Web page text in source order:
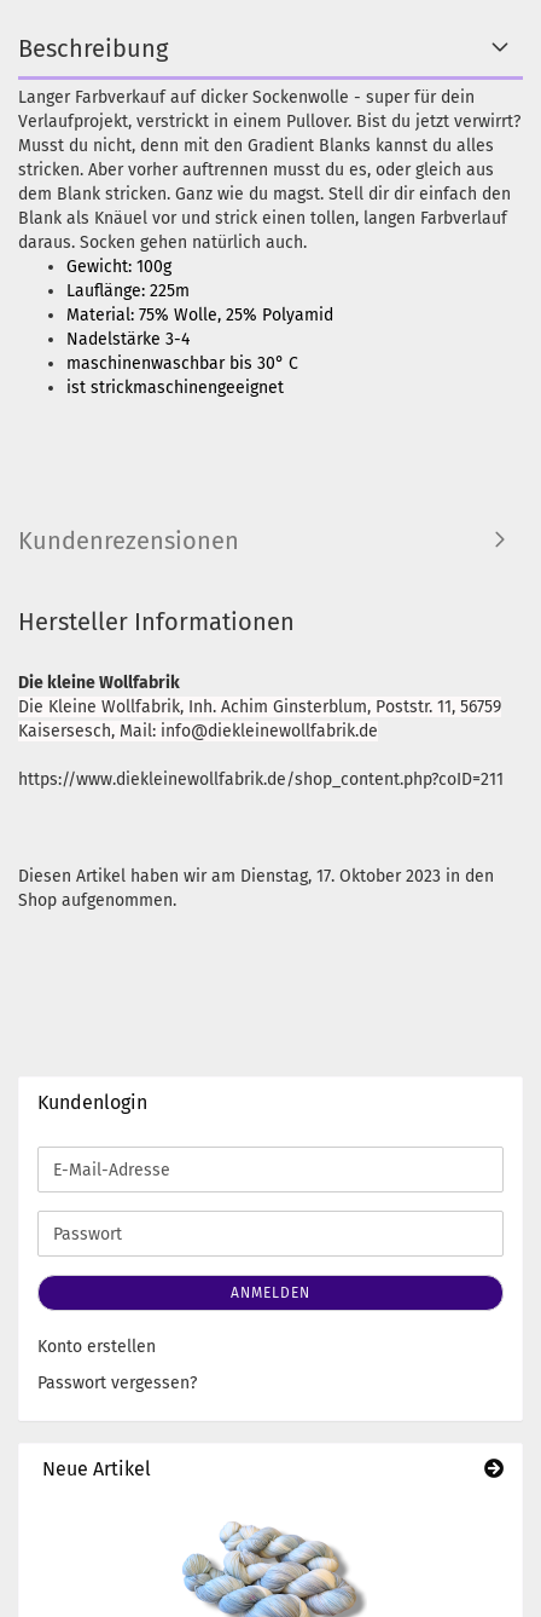
Beschreibung
Langer Farbverkauf auf dicker Sockenwolle - super für dein
Verlaufprojekt, verstrickt in einem Pullover. Bist du jetzt verwirrt?
Musst du nicht, denn mit den Gradient Blanks kannst du alles
stricken. Aber vorher auftrennen musst du es, oder gleich aus
dem Blank stricken. Ganz wie du magst. Stell dir dir einfach den
Blank als Knäuel vor und strick einen tollen, langen Farbverlauf
daraus. Socken gehen natürlich auch.
Gewicht: 100g
Lauflänge: 225m
Material: 75% Wolle, 25% Polyamid
Nadelstärke 3-4
maschinenwaschbar bis 30° C
ist strickmaschinengeeignet
Kundenrezensionen
Hersteller Informationen
Die kleine Wollfabrik
Die Kleine Wollfabrik, Inh. Achim Ginsterblum, Poststr. 11, 56759
Kaisersesch, Mail: info@diekleinewollfabrik.de
https://www.diekleinewollfabrik.de/shop_content.php?coID=211
Diesen Artikel haben wir am Dienstag, 17. Oktober 2023 in den
Shop aufgenommen.
Kundenlogin
E-
Mail-
Adresse
Passwort
ANMELDEN
Konto erstellen
Passwort vergessen?
Neue Artikel